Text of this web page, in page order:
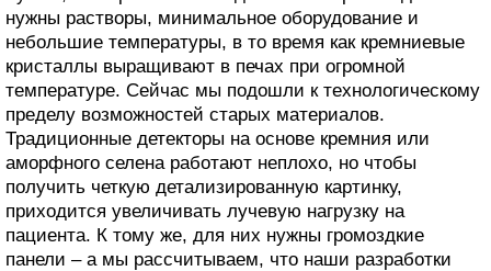
нужны растворы, минимальное оборудование и
небольшие температуры, в то время как кремниевые
кристаллы выращивают в печах при огромной
температуре. Сейчас мы подошли к технологическому
пределу возможностей старых материалов.
Традиционные детекторы на основе кремния или
аморфного селена работают неплохо, но чтобы
получить четкую детализированную картинку,
приходится увеличивать лучевую нагрузку на
пациента. К тому же, для них нужны громоздкие
панели – а мы рассчитываем, что наши разработки